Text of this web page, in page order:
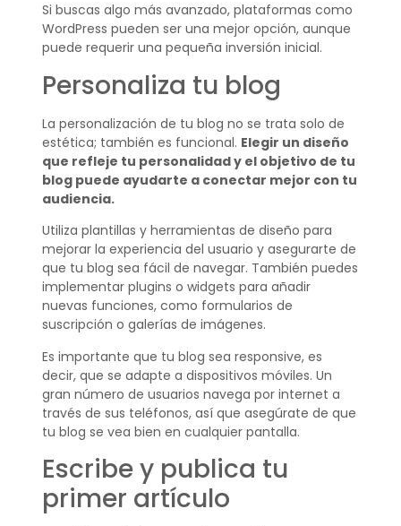
Si buscas algo más avanzado, plataformas como
WordPress pueden ser una mejor opción, aunque
puede requerir una pequeña inversión inicial.
Personaliza tu blog
La personalización de tu blog no se trata solo de
estética; también es funcional. Elegir un diseño
que refleje tu personalidad y el objetivo de tu
blog puede ayudarte a conectar mejor con tu
audiencia.
Utiliza plantillas y herramientas de diseño para
mejorar la experiencia del usuario y asegurarte de
que tu blog sea fácil de navegar. También puedes
implementar plugins o widgets para añadir
nuevas funciones, como formularios de
suscripción o galerías de imágenes.
Es importante que tu blog sea responsive, es
decir, que se adapte a dispositivos móviles. Un
gran número de usuarios navega por internet a
través de sus teléfonos, así que asegúrate de que
tu blog se vea bien en cualquier pantalla.
Escribe y publica tu
primer artículo